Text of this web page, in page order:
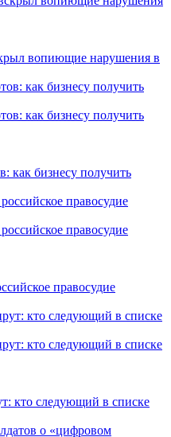
вопиющие нарушения в
как бизнесу получить
правосудие
кто следующий в списке